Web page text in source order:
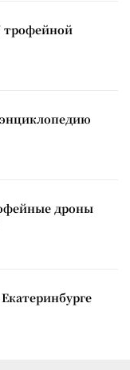
трофейной
дроны